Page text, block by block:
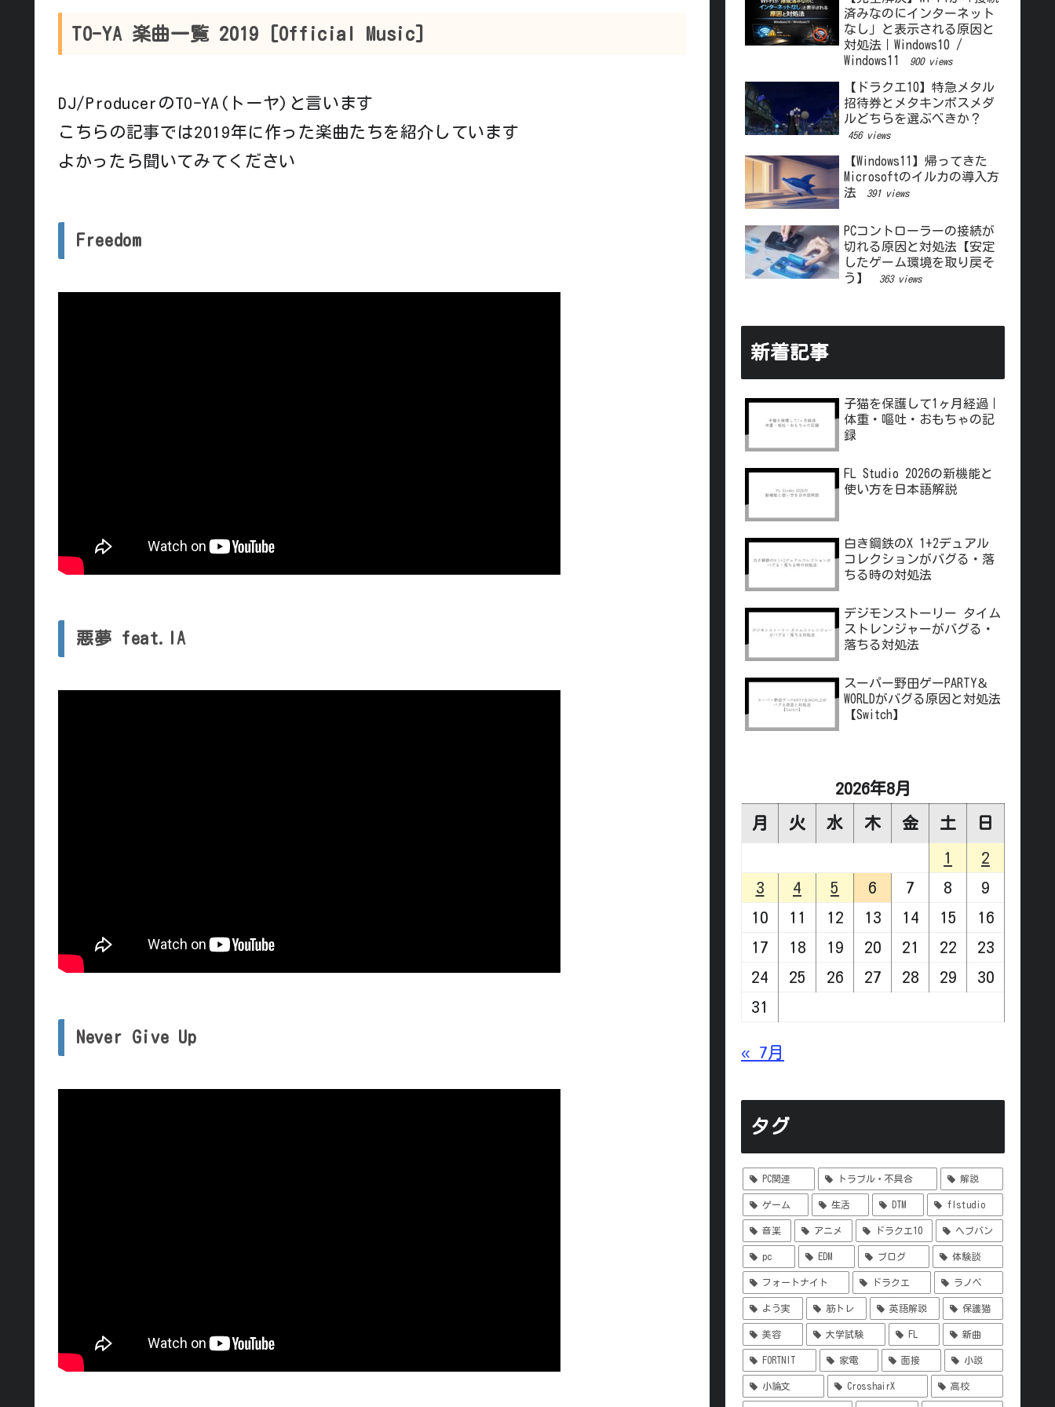
TO-YA 楽曲一覧 2019 [Official Music]
DJ/ProducerのTO-YA(トーヤ)と言います
こちらの記事では2019年に作った楽曲たちを紹介しています
よかったら聞いてみてください
Freedom
悪夢 feat.IA
Never Give Up
済みなのにインターネット
なし」と表示される原因と
対処法｜Windows10 /
Windows11
900 views
【ドラクエ10】特急メタル
招待券とメタキンボスメダ
ルどちらを選ぶべきか？
456 views
【Windows11】帰ってきた
Microsoftのイルカの導入方
法
391 views
PCコントローラーの接続が
切れる原因と対処法【安定
したゲーム環境を取り戻そ
う】
363 views
新着記事
子猫を保護して1ヶ月経過｜
体重・嘔吐・おもちゃの記
録
FL Studio 2026の新機能と
使い方を日本語解説
白き鋼鉄のX 1+2デュアル
コレクションがバグる・落
ちる時の対処法
デジモンストーリー タイム
ストレンジャーがバグる・
落ちる対処法
スーパー野田ゲーPARTY＆
WORLDがバグる原因と対処法
【Switch】
2026年8月
月 火 水 木 金 土 日
1
2
3
4 5 6 7 8
9
10
11 12 13 14 15
16
17
18 19 20 21 22
23
24
25 26 27 28 29
30
31
« 7月
タグ
PC関連 トラブル・不具合 解説
ゲーム 生活 DTM flstudio
音楽 アニメ ドラクエ10 ヘブバン
pc EDM ブログ 体験談
フォートナイト ドラクエ ラノベ
よう実 筋トレ 英語解説 保護猫
美容 大学試験 FL 新曲
FORTNIT 家電 面接 小説
小論文 CrosshairX 高校